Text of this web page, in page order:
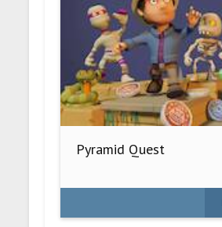
Pyramid Quest